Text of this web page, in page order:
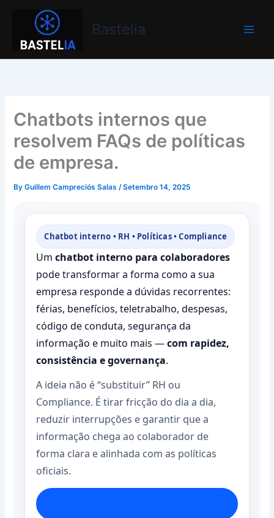
Bastelia
Bastelia
Chatbots internos que
resolvem FAQs de políticas
de empresa.
ByGuillem Campreciós Salas/Setembro 14, 2025
Chatbot interno • RH • Políticas • Compliance
Umchatbot interno para colaboradores
pode transformar a forma como a sua
empresa responde a dúvidas recorrentes:
férias, benefícios, teletrabalho, despesas,
código de conduta, segurança da
informação e muito mais —com rapidez,
consistência e governança.
A ideia não é “substituir” RH ou
Compliance. É tirar fricção do dia a dia,
reduzir interrupções e garantir que a
informação chega ao colaborador de
forma clara e alinhada com as políticas
oficiais.